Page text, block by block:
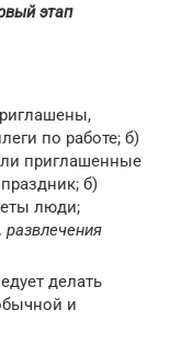
этап
по работе; б)
приглашенные
б)
люди;
делать
и